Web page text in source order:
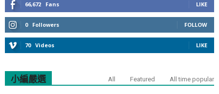
66,672 Fans LIKE
0 Followers FOLLOW
70 Videos LIKE
小編嚴選 All Featured All time popular